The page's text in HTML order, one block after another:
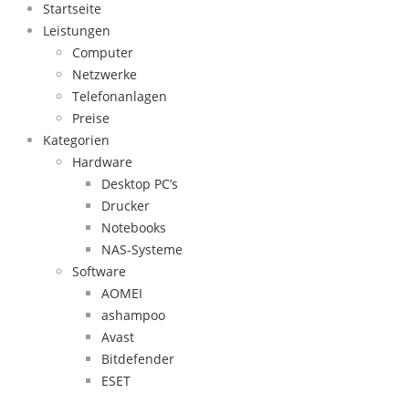
Startseite
Leistungen
Computer
Netzwerke
Telefonanlagen
Preise
Kategorien
Hardware
Desktop PC’s
Drucker
Notebooks
NAS-Systeme
Software
AOMEI
ashampoo
Avast
Bitdefender
ESET